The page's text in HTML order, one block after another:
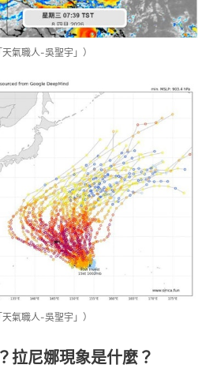
氣職人-吳聖宇」）
氣職人-吳聖宇」）
拉尼娜現象是什麼？